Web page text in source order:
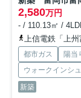
2,580万円
- / 110.13㎡ /
上信電鉄「上
都市ガス 陽当
ウォークインシ
新築